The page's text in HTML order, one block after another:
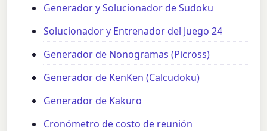
Generador y Solucionador de Sudoku
Solucionador y Entrenador del Juego 24
Generador de Nonogramas (Picross)
Generador de KenKen (Calcudoku)
Generador de Kakuro
Cronómetro de costo de reunión